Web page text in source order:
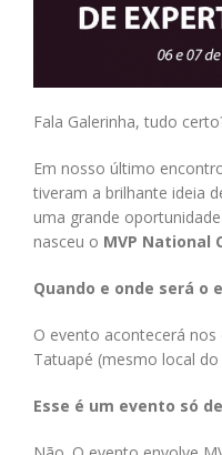
Fala Galerinha, tudo
Em nosso último
tiveram a brilhante ideia
uma grande
nasceu o MVP National
Quando e onde será o
O evento acontecerá nos
Tatuapé (mesmo local do
Esse é um evento só